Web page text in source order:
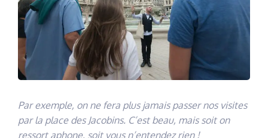
Par exemple, on ne fera plus jamais passer nos visites
par la place des Jacobins. C’est beau, mais soit on
ressort aphone, soit vous n’entendez rien !